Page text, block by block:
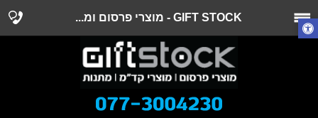
GIFT STOCK - מוצרי פרסום ומ...